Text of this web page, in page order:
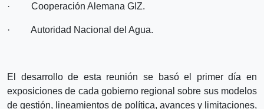
· Cooperación Alemana GIZ.
· Autoridad Nacional del Agua.
El desarrollo de esta reunión se basó el primer día en
exposiciones de cada gobierno regional sobre sus modelos
de gestión, lineamientos de política, avances y limitaciones,